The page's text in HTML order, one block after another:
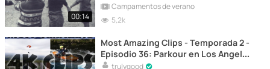
00:14
Campamentos de verano
5,2k
Most Amazing Clips - Temporada 2 -
Episodio 36: Parkour en Los Angeles
- Parkour
trulygood